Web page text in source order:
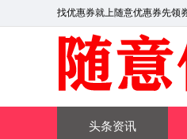
找优惠券就上随意优惠券先领
头条资讯